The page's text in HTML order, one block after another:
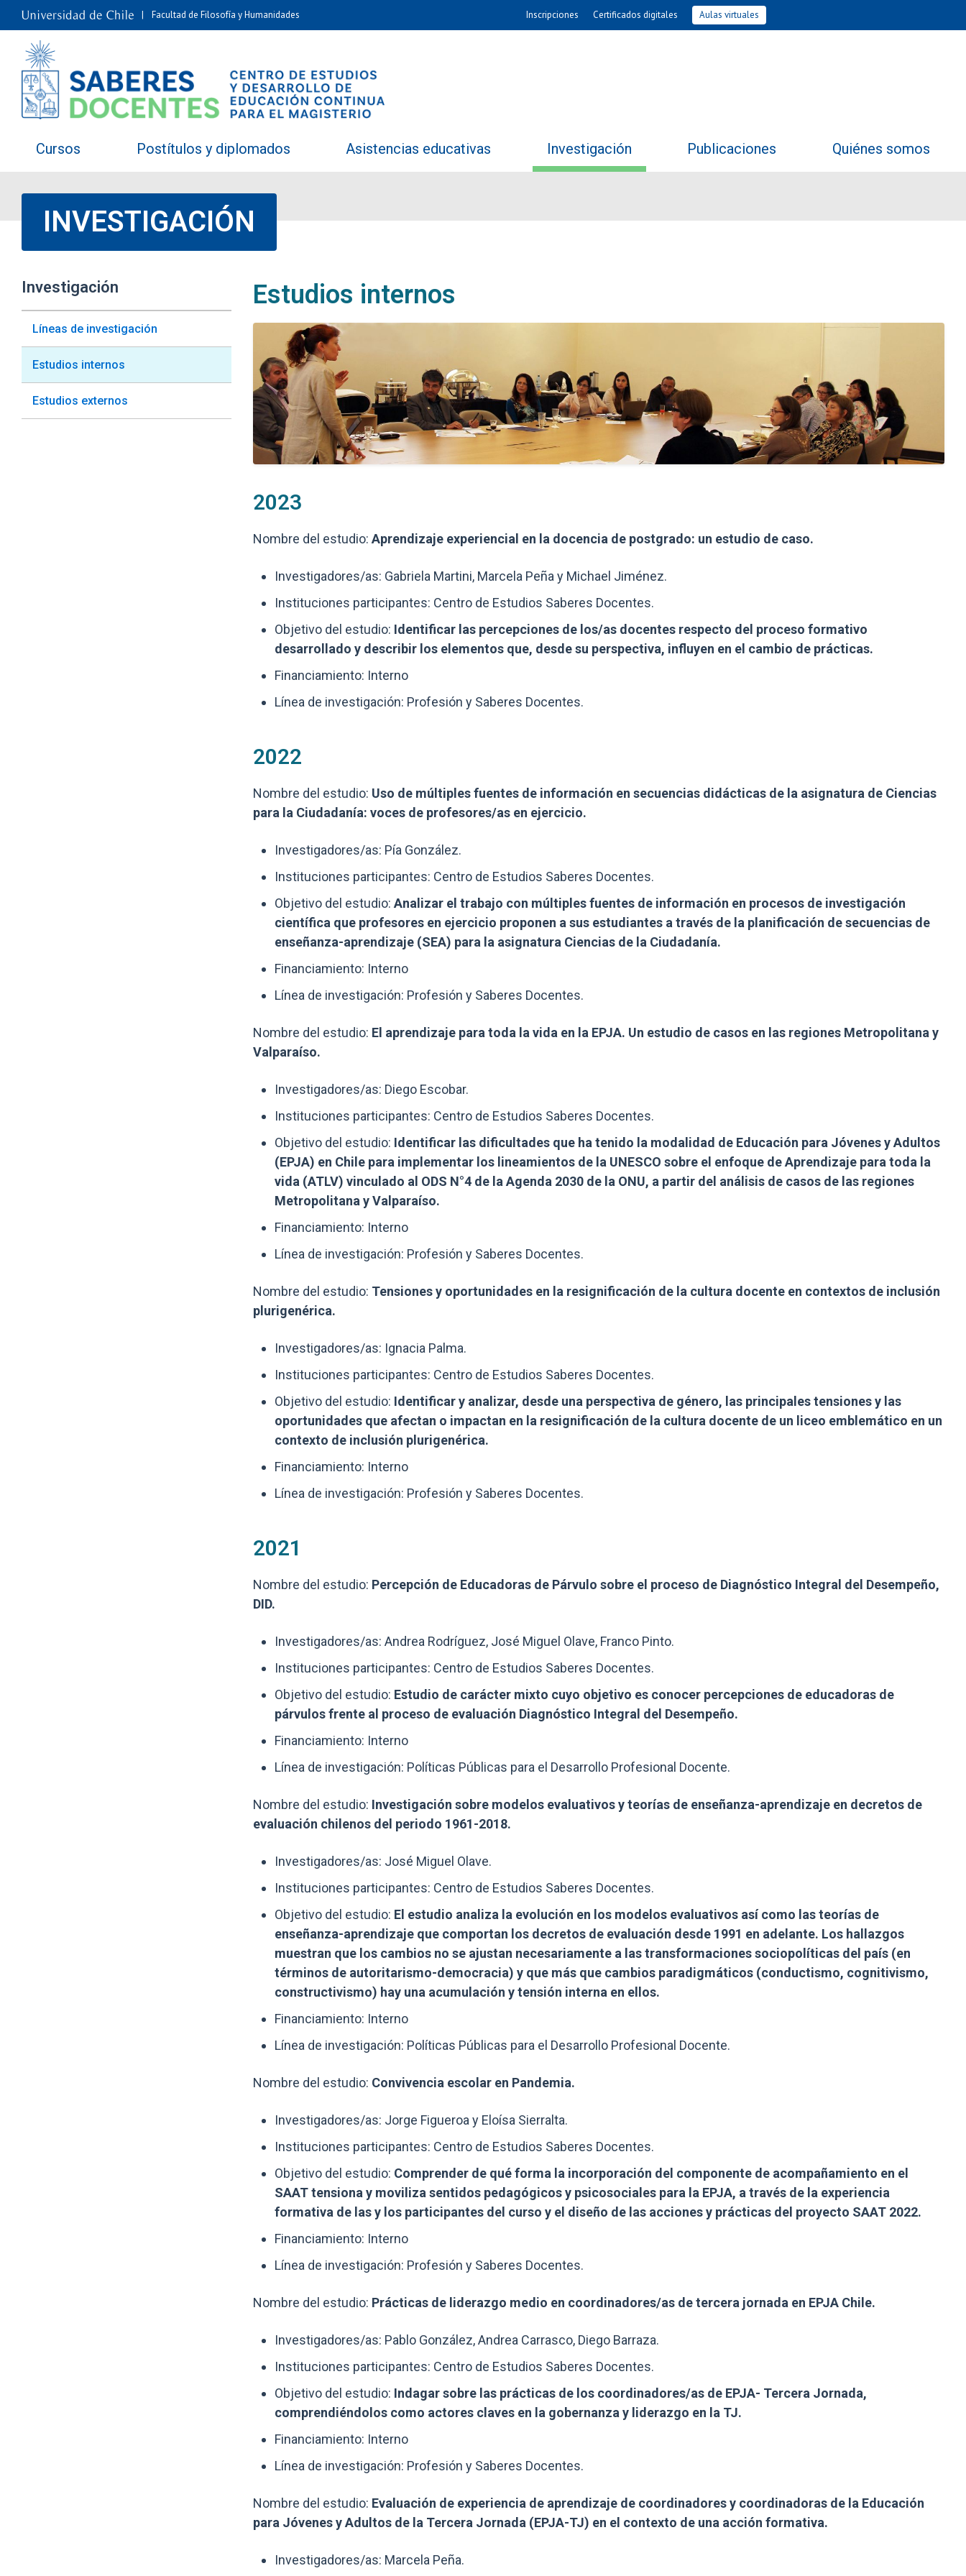
Facultad de Filosofía y Humanidades Inscripciones Certificados digitales Aulas virtuales
Cursos Postítulos y diplomados Asistencias educativas Investigación Publicaciones Quiénes somos
INVESTIGACIÓN
Estudios internos
2023
Nombre del estudio: Aprendizaje experiencial en la docencia de postgrado: un estudio de caso.
Investigadores/as: Gabriela Martini, Marcela Peña y Michael Jiménez.
Instituciones participantes: Centro de Estudios Saberes Docentes.
Objetivo del estudio: Identificar las percepciones de los/as docentes respecto del proceso formativo
desarrollado y describir los elementos que, desde su perspectiva, influyen en el cambio de prácticas.
Financiamiento: Interno
Línea de investigación: Profesión y Saberes Docentes.
2022
Nombre del estudio: Uso de múltiples fuentes de información en secuencias didácticas de la asignatura de Ciencias
para la Ciudadanía: voces de profesores/as en ejercicio.
Investigadores/as: Pía González.
Instituciones participantes: Centro de Estudios Saberes Docentes.
Objetivo del estudio: Analizar el trabajo con múltiples fuentes de información en procesos de investigación
científica que profesores en ejercicio proponen a sus estudiantes a través de la planificación de secuencias de
enseñanza-aprendizaje (SEA) para la asignatura Ciencias de la Ciudadanía.
Financiamiento: Interno
Línea de investigación: Profesión y Saberes Docentes.
Nombre del estudio: El aprendizaje para toda la vida en la EPJA. Un estudio de casos en las regiones Metropolitana y
Valparaíso.
Investigadores/as: Diego Escobar.
Instituciones participantes: Centro de Estudios Saberes Docentes.
Objetivo del estudio: Identificar las dificultades que ha tenido la modalidad de Educación para Jóvenes y Adultos
(EPJA) en Chile para implementar los lineamientos de la UNESCO sobre el enfoque de Aprendizaje para toda la
vida (ATLV) vinculado al ODS N°4 de la Agenda 2030 de la ONU, a partir del análisis de casos de las regiones
Metropolitana y Valparaíso.
Financiamiento: Interno
Línea de investigación: Profesión y Saberes Docentes.
Nombre del estudio: Tensiones y oportunidades en la resignificación de la cultura docente en contextos de inclusión
plurigenérica.
Investigadores/as: Ignacia Palma.
Instituciones participantes: Centro de Estudios Saberes Docentes.
Objetivo del estudio: Identificar y analizar, desde una perspectiva de género, las principales tensiones y las
oportunidades que afectan o impactan en la resignificación de la cultura docente de un liceo emblemático en un
contexto de inclusión plurigenérica.
Financiamiento: Interno
Línea de investigación: Profesión y Saberes Docentes.
2021
Nombre del estudio: Percepción de Educadoras de Párvulo sobre el proceso de Diagnóstico Integral del Desempeño,
DID.
Investigadores/as: Andrea Rodríguez, José Miguel Olave, Franco Pinto.
Instituciones participantes: Centro de Estudios Saberes Docentes.
Objetivo del estudio: Estudio de carácter mixto cuyo objetivo es conocer percepciones de educadoras de
párvulos frente al proceso de evaluación Diagnóstico Integral del Desempeño.
Financiamiento: Interno
Línea de investigación: Políticas Públicas para el Desarrollo Profesional Docente.
Nombre del estudio: Investigación sobre modelos evaluativos y teorías de enseñanza-aprendizaje en decretos de
evaluación chilenos del periodo 1961-2018.
Investigadores/as: José Miguel Olave.
Instituciones participantes: Centro de Estudios Saberes Docentes.
Objetivo del estudio: El estudio analiza la evolución en los modelos evaluativos así como las teorías de
enseñanza-aprendizaje que comportan los decretos de evaluación desde 1991 en adelante. Los hallazgos
muestran que los cambios no se ajustan necesariamente a las transformaciones sociopolíticas del país (en
términos de autoritarismo-democracia) y que más que cambios paradigmáticos (conductismo, cognitivismo,
constructivismo) hay una acumulación y tensión interna en ellos.
Financiamiento: Interno
Línea de investigación: Políticas Públicas para el Desarrollo Profesional Docente.
Nombre del estudio: Convivencia escolar en Pandemia.
Investigadores/as: Jorge Figueroa y Eloísa Sierralta.
Instituciones participantes: Centro de Estudios Saberes Docentes.
Objetivo del estudio: Comprender de qué forma la incorporación del componente de acompañamiento en el
SAAT tensiona y moviliza sentidos pedagógicos y psicosociales para la EPJA, a través de la experiencia
formativa de las y los participantes del curso y el diseño de las acciones y prácticas del proyecto SAAT 2022.
Financiamiento: Interno
Línea de investigación: Profesión y Saberes Docentes.
Nombre del estudio: Prácticas de liderazgo medio en coordinadores/as de tercera jornada en EPJA Chile.
Investigadores/as: Pablo González, Andrea Carrasco, Diego Barraza.
Instituciones participantes: Centro de Estudios Saberes Docentes.
Objetivo del estudio: Indagar sobre las prácticas de los coordinadores/as de EPJA- Tercera Jornada,
comprendiéndolos como actores claves en la gobernanza y liderazgo en la TJ.
Financiamiento: Interno
Línea de investigación: Profesión y Saberes Docentes.
Nombre del estudio: Evaluación de experiencia de aprendizaje de coordinadores y coordinadoras de la Educación
para Jóvenes y Adultos de la Tercera Jornada (EPJA-TJ) en el contexto de una acción formativa.
Investigadores/as: Marcela Peña.
Investigación
Líneas de investigación
Estudios internos
Estudios externos